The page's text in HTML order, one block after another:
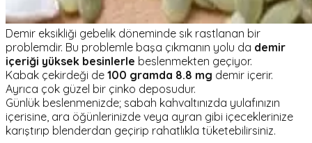
Demir eksikliği gebelik döneminde sık rastlanan bir
problemdir. Bu problemle başa çıkmanın yolu da demir
içeriği yüksek besinlerle beslenmekten geçiyor.
Kabak çekirdeği de 100 gramda 8.8 mg demir içerir.
Ayrıca çok güzel bir çinko deposudur.
Günlük beslenmenizde; sabah kahvaltınızda yulafınızın
içerisine, ara öğünlerinizde veya ayran gibi içeceklerinize
karıştırıp blenderdan geçirip rahatlıkla tüketebilirsiniz.